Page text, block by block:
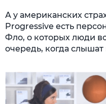
А у американских
Progressive есть
Фло, о которых люди
очередь, когда